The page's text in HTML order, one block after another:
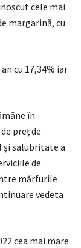
cele mai
margarină, cu
cu 17,34% iar
în
preț de
și salubritate a
de
mărfurile
vedeta
cea mai mare